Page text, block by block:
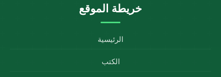
خريطة الموقع
الرئيسية
الكتب